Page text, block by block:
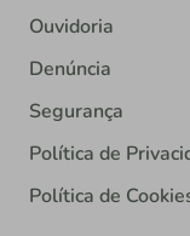
Ouvidoria
Denúncia
Segurança
Política de
Política de